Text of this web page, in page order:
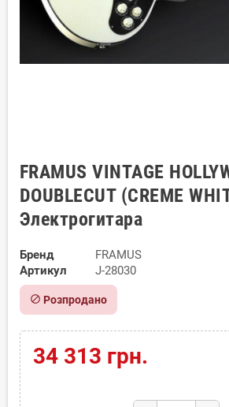
FRAMUS VINTAGE
DOUBLECUT (CREME
Электрогитара
Бренд
FRAMUS
Артикул
J-28030
block Розпродано
34 313 грн.